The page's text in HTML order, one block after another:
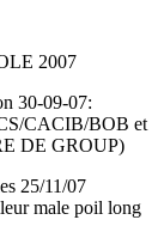
2007
30-09-07:
CACIB/BOB et
GROUP)
25/11/07
male poil long